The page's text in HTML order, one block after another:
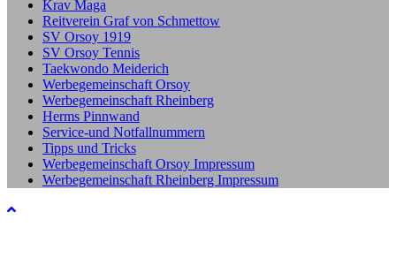
Krav Maga
Reitverein Graf von Schmettow
SV Orsoy 1919
SV Orsoy Tennis
Taekwondo Meiderich
Werbegemeinschaft Orsoy
Werbegemeinschaft Rheinberg
Herms Pinnwand
Service-und Notfallnummern
Tipps und Tricks
Werbegemeinschaft Orsoy Impressum
Werbegemeinschaft Rheinberg Impressum